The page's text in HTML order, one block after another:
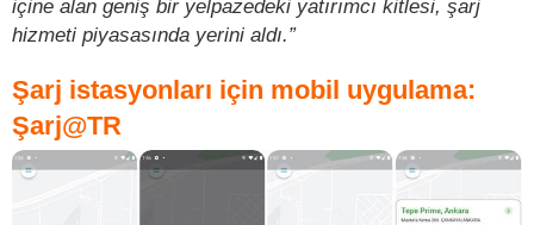
içine alan geniş bir yelpazedeki yatırımcı kitlesi, şarj
hizmeti piyasasında yerini aldı.”
Şarj istasyonları için mobil uygulama:
Şarj@TR